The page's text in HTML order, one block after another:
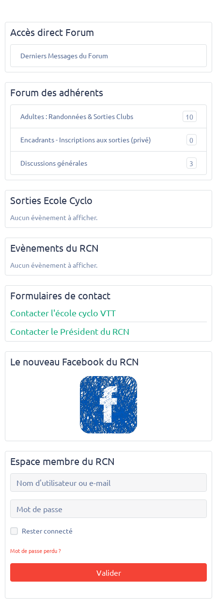
Accès direct Forum
Derniers Messages du Forum
Forum des adhérents
Adultes : Randonnées & Sorties Clubs 10
Encadrants - Inscriptions aux sorties (privé) 0
Discussions générales 3
Sorties Ecole Cyclo
Aucun évènement à afficher.
Evènements du RCN
Aucun évènement à afficher.
Formulaires de contact
Contacter l'école cyclo VTT
Contacter le Président du RCN
Le nouveau Facebook du RCN
Espace membre du RCN
Rester connecté
Mot de passe perdu ?
Valider